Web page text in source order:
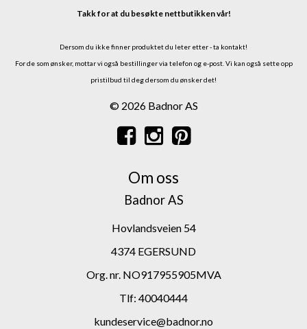
Takk for at du besøkte nettbutikken vår!
Dersom du ikke finner produktet du leter etter - ta kontakt!
For de som ønsker, mottar vi også bestillinger via telefon og e-post. Vi kan også sette opp
pristilbud til deg dersom du ønsker det!
© 2026 Badnor AS
Om oss
Badnor AS
Hovlandsveien 54
4374 EGERSUND
Org. nr. NO917955905MVA
Tlf: 40040444
kundeservice@badnor.no